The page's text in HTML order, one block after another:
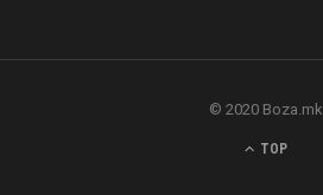
© 2020 Boza.mk
TOP